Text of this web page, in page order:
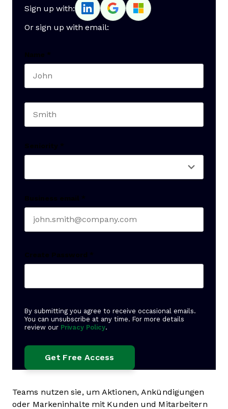
Sign up with:
Or sign up with email:
Name *
Seniority *
Business email *
Create Password *
By submitting you agree to receive occasional emails.
You can unsubscribe at any time. For more details
review our Privacy Policy.
Teams nutzen sie, um Aktionen, Ankündigungen
oder Markeninhalte mit Kunden und Mitarbeitern